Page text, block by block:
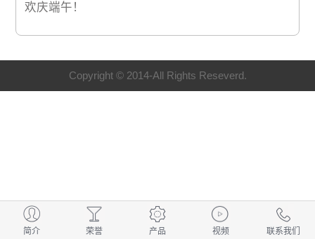
欢庆端午！
Copyright © 2014-All Rights Reseverd.
简介 荣誉 产品 视频 联系我们